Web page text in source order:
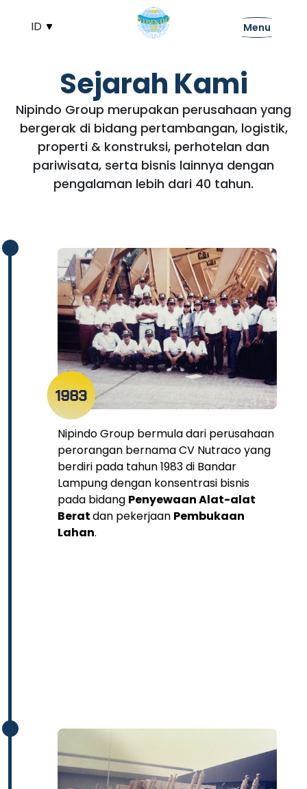
Menu
Sejarah Kami
Nipindo Group merupakan perusahaan yang
bergerak di bidang pertambangan, logistik,
properti & konstruksi, perhotelan dan
pariwisata, serta bisnis lainnya dengan
pengalaman lebih dari 40 tahun.
Nipindo Group bermula dari perusahaan
perorangan bernama CV Nutraco yang
berdiri pada tahun 1983 di Bandar
Lampung dengan konsentrasi bisnis
pada bidang Penyewaan Alat-alat
Beratdan pekerjaan Pembukaan
Lahan.